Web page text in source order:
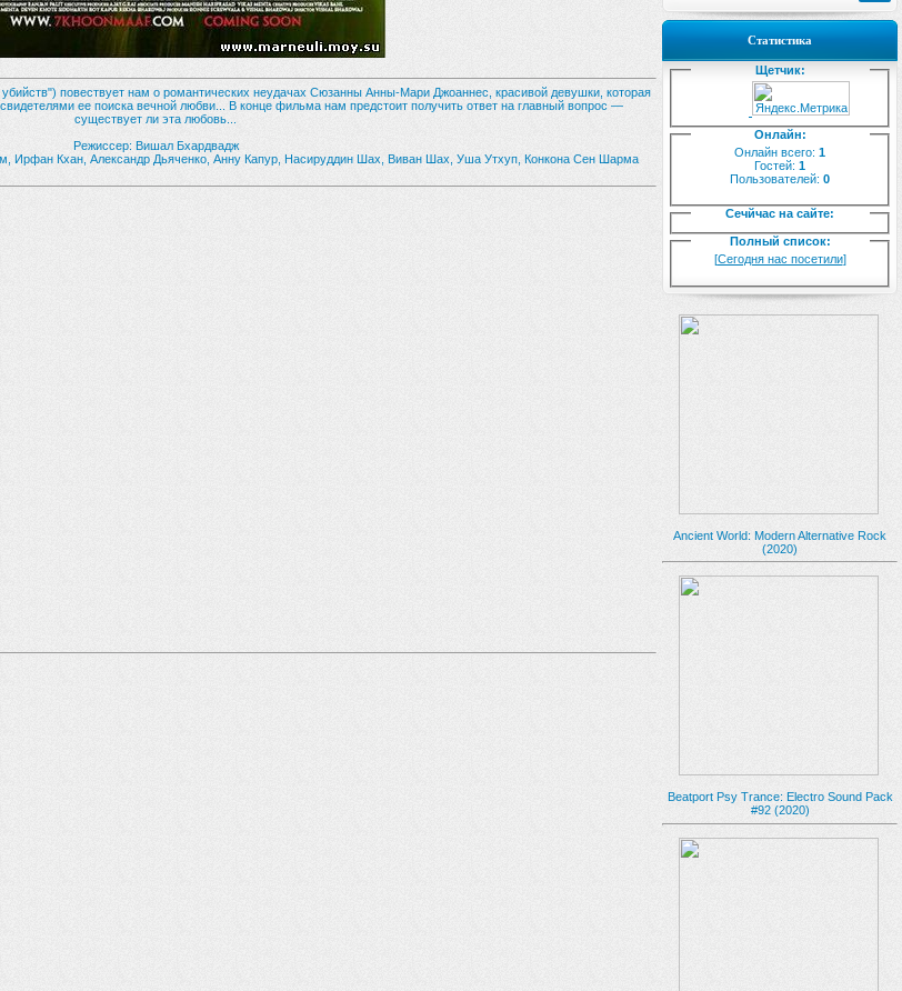
Статистика
Щетчик:
Онлайн:
Онлайн всего: 1
Гостей: 1
Пользователей: 0
Сечйчас на сайте:
Полный список:
[Сегодня нас посетили]
Ancient World: Modern Alternative Rock
(2020)
Beatport Psy Trance: Electro Sound Pack
#92 (2020)
повествует нам о романтических неудачах Сюзанны Анны-Мари Джоаннес, красивой девушки, которая
ее поиска вечной любви... В конце фильма нам предстоит получить ответ на главный вопрос —
существует ли эта любовь...
Режиссер: Вишал Бхардвадж
Ирфан Кхан, Александр Дьяченко, Анну Капур, Насируддин Шах, Виван Шах, Уша Утхуп, Конкона Сен Шарма